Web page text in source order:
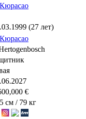
Кюрасао
(27 лет)
Кюрасао
€
см / 79 кг